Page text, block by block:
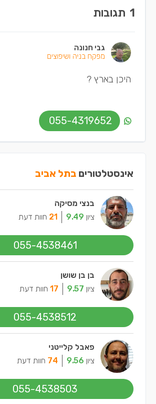
1 תגובות
גבי חנונה
מפקח בניה ושיפוצים
היכן בארץ ?
055-4319652
אינסטלטורים בתל אביב
בנצי מסיקה
ציון 9.49
21 חוות דעת
055-4538461
בן בן שושן
ציון 9.57
17 חוות דעת
055-4538512
פאבל קלייטני
ציון 9.56
74 חוות דעת
055-4538503